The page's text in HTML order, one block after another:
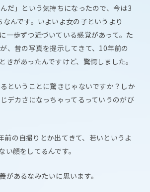
んだ」という気持ちになったので、今は3
んです。いよいよ女の子というより
一歩ずつ近づいている感覚があって。た
、昔の写真を提示してきて、10年前の
きがあったんですけど、驚愕しました。
ということに驚きじゃないですか？しか
デカさになっちゃってるっていうのがび
前の自撮りとか出てきて、若いというよ
い顔をしてるんです。
があるなみたいに思います。